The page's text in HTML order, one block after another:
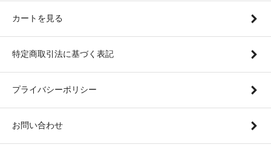
カートを見る
特定商取引法に基づく表記
プライバシーポリシー
お問い合わせ